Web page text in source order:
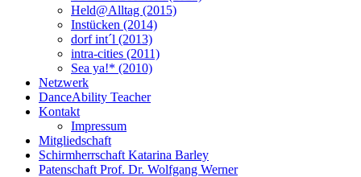
Held@Alltag (2015)
Instücken (2014)
dorf int´l (2013)
intra-cities (2011)
Sea ya!* (2010)
Netzwerk
DanceAbility Teacher
Kontakt
Impressum
Mitgliedschaft
Schirmherrschaft Katarina Barley
Patenschaft Prof. Dr. Wolfgang Werner